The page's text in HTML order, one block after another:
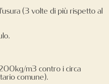
(3 volte di più rispetto al
m3 contro i circa
comune).